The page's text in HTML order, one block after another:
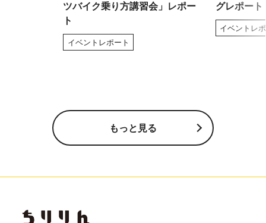
ツバイク乗り方講習会」レポー
ト
イベントレポート
グレポート
イベントレ
もっと見る